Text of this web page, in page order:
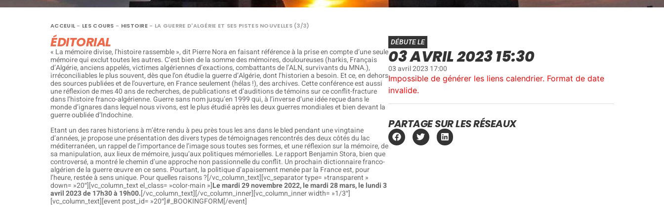
ACCEUIL - LES COURS - HISTOIRE - LA GUERRE D'ALGÉRIE ET SES PISTES NOUVELLES (3/3)
ÉDITORIAL
« La mémoire divise, l’histoire rassemble », dit Pierre Nora en faisant référence à la prise en compte d’une seule
mémoire qui exclut toutes les autres. C’est bien de la somme des mémoires, douloureuses (harkis, Français
d’Algérie, anciens appelés, victimes algériennes d’exactions, combattants de l’ALN, survivants du MNA.),
irréconciliables le plus souvent, dès que l’on étudie la guerre d’Algérie, dont l’historien a besoin. Et ce, en dehors
des sources publiées et de l’ouverture, en France seulement (hélas !), des archives. Cette conférence est aussi
une réflexion de mes 40 ans de recherches, de publications et d’auditions de témoins sur ce conflit-fracture
dans l’histoire franco-algérienne. Guerre sans nom jusqu’en 1999 qui, à l’inverse d’une idée reçue dans le
monde d’ignares dans lequel nous vivons, est le plus étudié après les deux guerres mondiales et bien devant la
guerre oubliée d’Indochine.
Etant un des rares historiens à m’être rendu à peu près tous les ans dans le bled pendant une vingtaine
d’années, je propose une présentation des divers types de témoignages rencontrés des deux côtés du lac
méditerranéen, un rappel de l’importance de l’image sous toutes ses formes, et une réflexion sur la mémoire, de
sa manipulation, aux lieux de mémoire, jusqu’aux politiques mémorielles. Le rapport Benjamin Stora, bien que
controversé, a montré le chemin d’une approche non passionnelle du conflit. Un prochain dictionnaire franco-
algérien de la guerre œuvre en ce sens. Pourtant, la politique d’apaisement menée par la France est, pour
l’heure, restée à sens unique. Pour quelles raisons ?[/vc_column_text][vc_separator type= »transparent »
down= »20″][vc_column_text el_class= »color-main »]Le mardi 29 novembre 2022, le mardi 28 mars, le lundi 3
avril 2023 de 17h30 à 19h00.[/vc_column_text][/vc_column_inner][vc_column_inner width= »1/3″]
[vc_column_text][event post_id= »20″]#_BOOKINGFORM[/event]
DÉBUTE LE
03 AVRIL 2023 15:30
03 avril 2023 17:00
Impossible de générer les liens calendrier. Format de date
invalide.
PARTAGE SUR LES RÉSEAUX